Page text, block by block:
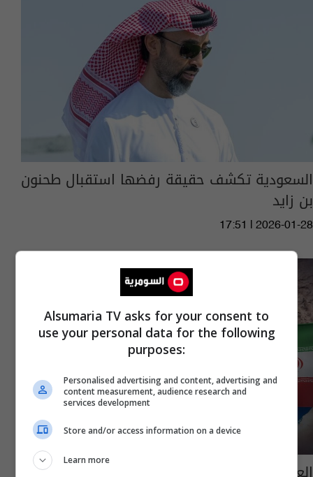
السعودية تكشف حقيقة رفضها استقبال طحنون
بن زايد
17:51 | 2026-01-28
Alsumaria TV asks for your consent to
use your personal data for the following
purposes:
Personalised advertising and content, advertising and
content measurement, audience research and
services development
Store and/or access information on a device
Learn more